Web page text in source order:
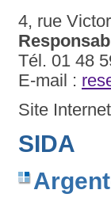
4, rue
Tél. 01 48
E-mail :
Site
SIDA